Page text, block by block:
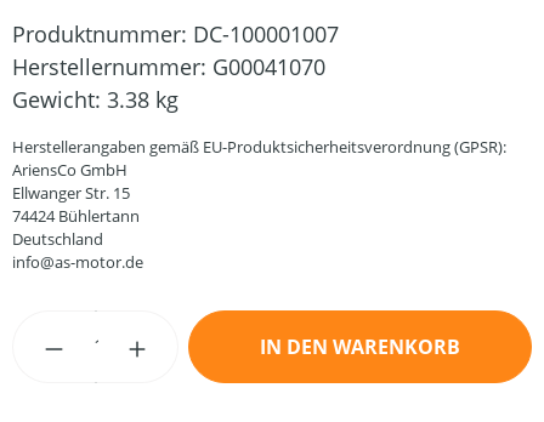
Produktnummer: DC-100001007
Herstellernummer: G00041070
Gewicht: 3.38 kg
Herstellerangaben gemäß EU-Produktsicherheitsverordnung (GPSR):
AriensCo GmbH
Ellwanger Str. 15
74424 Bühlertann
Deutschland
info@as-motor.de
Produkt Anzahl: Gib den gewünschten
IN DEN WARENKORB